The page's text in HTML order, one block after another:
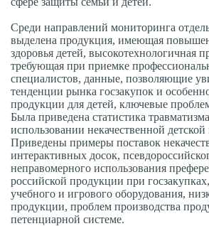
Среди направлений мониторинга
выделена продукция, имеющая
здоровья детей, высокотехнологичная
требующая при приемке
специалистов, данные, позволяющие
тенденции рынка госзакупок и
продукции для детей, ключевые
Была приведена статистика
использовании некачественной
Приведены примеры поставок
интерактивных досок,
неправомерного использования
российской продукции при
учебного и игрового оборудования,
продукции, проблем производства
петенциарной системе.